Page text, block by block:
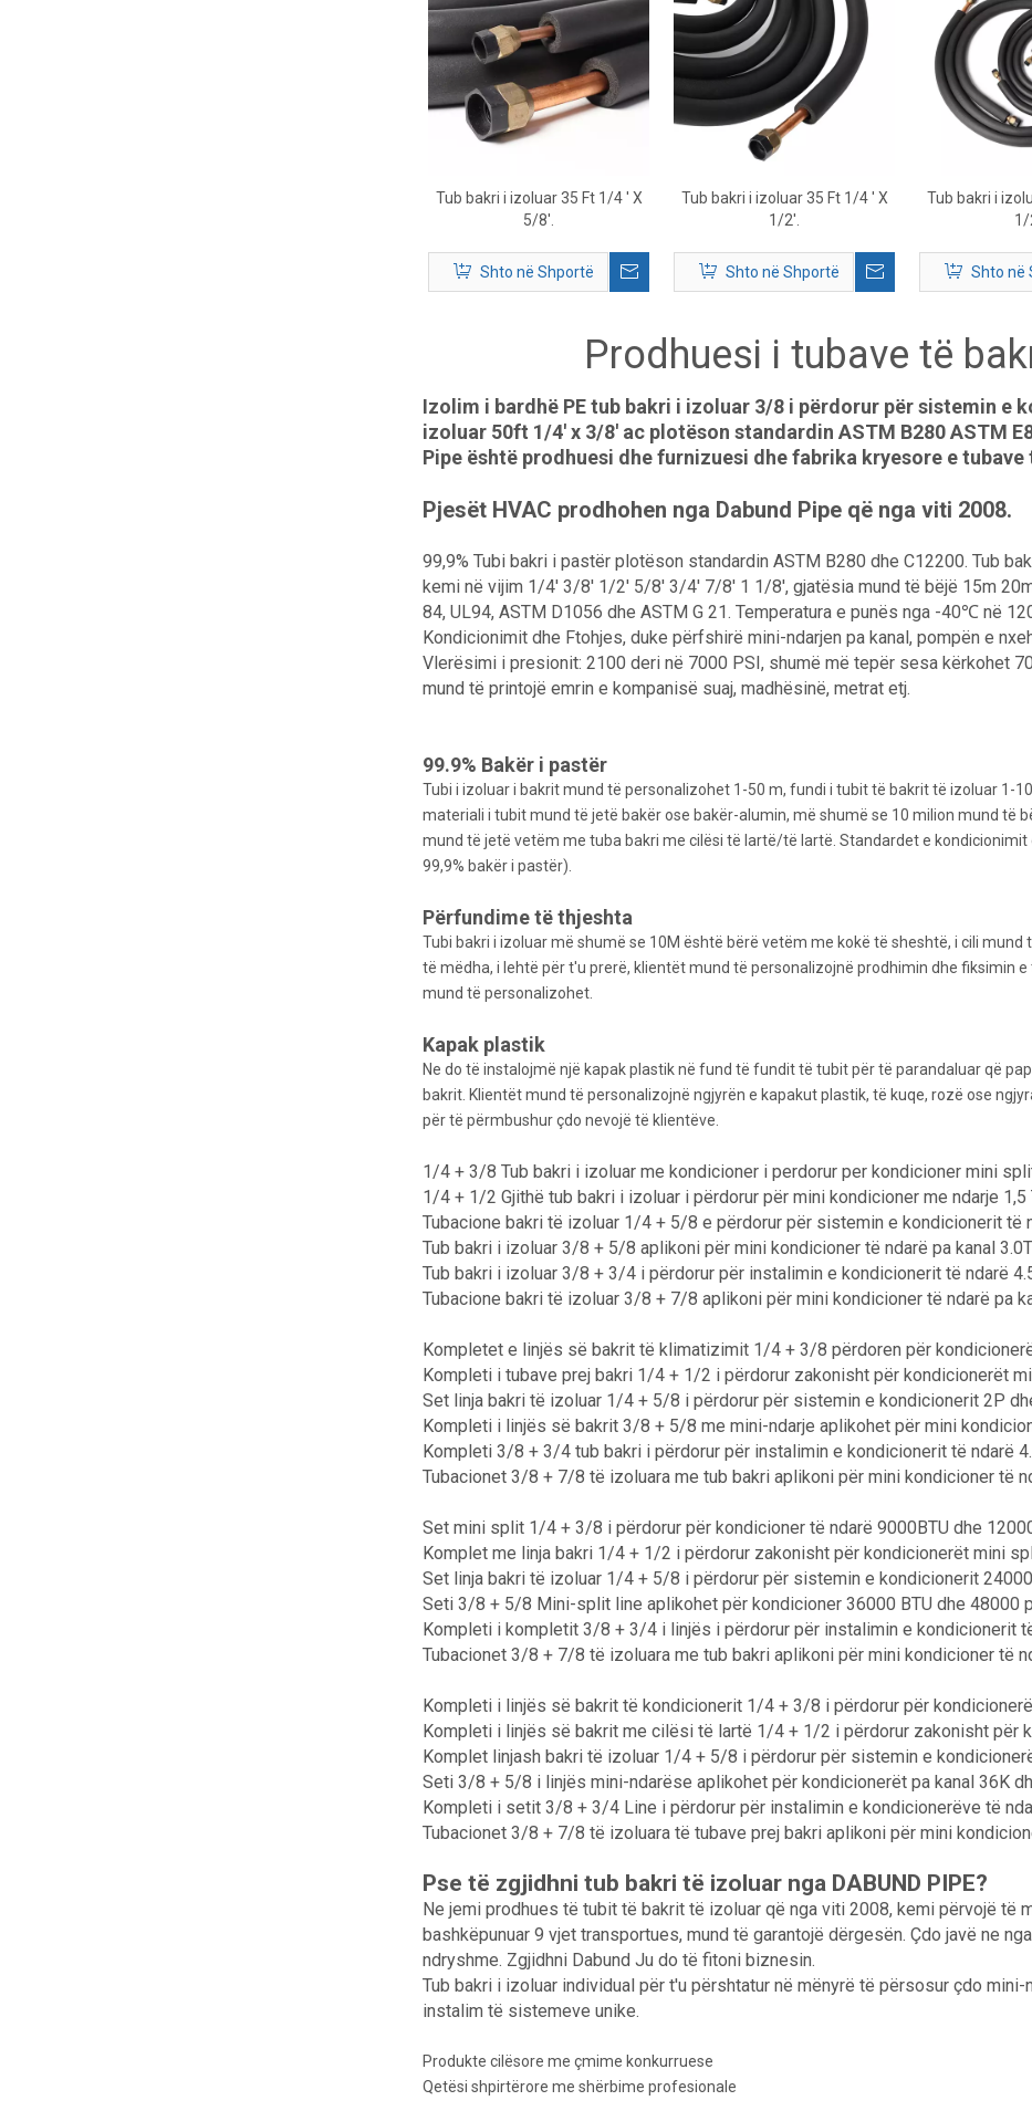
Tub bakri i izoluar 35 Ft 1/4 ' X
5/8'.
Shto në Shportë
Tub bakri i izoluar 35 Ft 1/4 ' X
1/2'.
Shto në Shportë
Tub bakri i
1/
Shto në
Prodhuesi i tubave të
Izolim i bardhë PE tub bakri i izoluar 3/8 i përdorur për sistemin e
izoluar 50ft 1/4' x 3/8' ac plotëson standardin ASTM B280 ASTM
Pipe është prodhuesi dhe furnizuesi dhe fabrika kryesore e
Pjesët HVAC prodhohen nga Dabund Pipe që nga viti 2008.
99,9% Tubi bakri i pastër plotëson standardin ASTM B280 dhe C12200. Tub
kemi në vijim 1/4' 3/8' 1/2' 5/8' 3/4' 7/8' 1 1/8', gjatësia mund të bëjë 15m
84, UL94, ASTM D1056 dhe ASTM G 21. Temperatura e punës nga -40℃ në
Kondicionimit dhe Ftohjes, duke përfshirë mini-ndarjen pa kanal, pompën e
Vlerësimi i presionit: 2100 deri në 7000 PSI, shumë më tepër sesa kërkohet
mund të printojë emrin e kompanisë suaj, madhësinë, metrat etj.
99.9% Bakër i pastër
Tubi i izoluar i bakrit mund të personalizohet 1-50 m, fundi i tubit të bakrit të izoluar 1-
materiali i tubit mund të jetë bakër ose bakër-alumin, më shumë se 10 milion mund të
mund të jetë vetëm me tuba bakri me cilësi të lartë/të lartë. Standardet e
99,9% bakër i pastër).
Përfundime të thjeshta
Tubi bakri i izoluar më shumë se 10M është bërë vetëm me kokë të sheshtë, i cili
të mëdha, i lehtë për t'u prerë, klientët mund të personalizojnë prodhimin dhe fiksimin
mund të personalizohet.
Kapak plastik
Ne do të instalojmë një kapak plastik në fund të fundit të tubit për të parandaluar që
bakrit. Klientët mund të personalizojnë ngjyrën e kapakut plastik, të kuqe, rozë ose
për të përmbushur çdo nevojë të klientëve.
1/4 + 3/8 Tub bakri i izoluar me kondicioner i perdorur per kondicioner mini
1/4 + 1/2 Gjithë tub bakri i izoluar i përdorur për mini kondicioner me ndarje 1,5
Tubacione bakri të izoluar 1/4 + 5/8 e përdorur për sistemin e kondicionerit të
Tub bakri i izoluar 3/8 + 5/8 aplikoni për mini kondicioner të ndarë pa kanal
Tub bakri i izoluar 3/8 + 3/4 i përdorur për instalimin e kondicionerit të ndarë
Tubacione bakri të izoluar 3/8 + 7/8 aplikoni për mini kondicioner të ndarë pa
Kompletet e linjës së bakrit të klimatizimit 1/4 + 3/8 përdoren për
Kompleti i tubave prej bakri 1/4 + 1/2 i përdorur zakonisht për kondicionerët
Set linja bakri të izoluar 1/4 + 5/8 i përdorur për sistemin e kondicionerit 2P
Kompleti i linjës së bakrit 3/8 + 5/8 me mini-ndarje aplikohet për mini
Kompleti 3/8 + 3/4 tub bakri i përdorur për instalimin e kondicionerit të ndarë
Tubacionet 3/8 + 7/8 të izoluara me tub bakri aplikoni për mini kondicioner të
Set mini split 1/4 + 3/8 i përdorur për kondicioner të ndarë 9000BTU dhe
Komplet me linja bakri 1/4 + 1/2 i përdorur zakonisht për kondicionerët mini
Set linja bakri të izoluar 1/4 + 5/8 i përdorur për sistemin e kondicionerit 24000
Seti 3/8 + 5/8 Mini-split line aplikohet për kondicioner 36000 BTU dhe 48000
Kompleti i kompletit 3/8 + 3/4 i linjës i përdorur për instalimin e kondicionerit
Tubacionet 3/8 + 7/8 të izoluara me tub bakri aplikoni për mini kondicioner të
Kompleti i linjës së bakrit të kondicionerit 1/4 + 3/8 i përdorur për
Kompleti i linjës së bakrit me cilësi të lartë 1/4 + 1/2 i përdorur zakonisht për
Komplet linjash bakri të izoluar 1/4 + 5/8 i përdorur për sistemin e
Seti 3/8 + 5/8 i linjës mini-ndarëse aplikohet për kondicionerët pa kanal 36K
Kompleti i setit 3/8 + 3/4 Line i përdorur për instalimin e kondicionerëve të
Tubacionet 3/8 + 7/8 të izoluara të tubave prej bakri aplikoni për mini
Pse të zgjidhni tub bakri të izoluar nga DABUND PIPE?
Ne jemi prodhues të tubit të bakrit të izoluar që nga viti 2008, kemi përvojë të
bashkëpunuar 9 vjet transportues, mund të garantojë dërgesën. Çdo javë ne
ndryshme. Zgjidhni Dabund Ju do të fitoni biznesin.
Tub bakri i izoluar individual për t'u përshtatur në mënyrë të përsosur çdo mini-
instalim të sistemeve unike.
Produkte cilësore me çmime konkurruese
Qetësi shpirtërore me shërbime profesionale